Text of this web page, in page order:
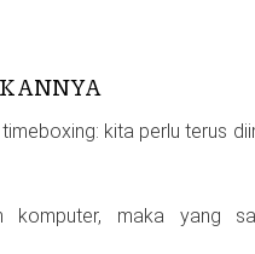
kita perlu terus
maka yang